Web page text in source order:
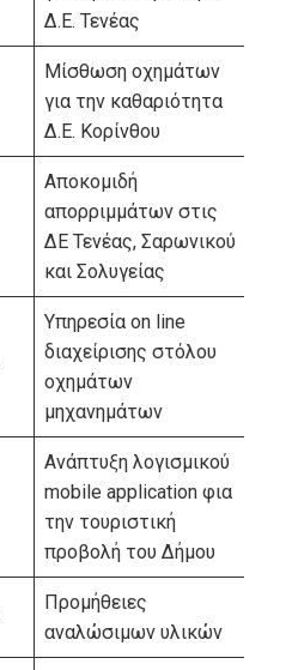
Δ.Ε. Τενέας
Μίσθωση οχημάτων
για την καθαριότητα
Δ.Ε. Κορίνθου
Αποκομιδή
απορριμμάτων στις
ΔΕ Τενέας, Σαρωνικού
και Σολυγείας
Υπηρεσία on line
διαχείρισης στόλου
οχημάτων
μηχανημάτων
Ανάπτυξη λογισμικού
mobile application φια
την τουριστική
προβολή του Δήμου
Προμήθειες
αναλώσιμων υλικών